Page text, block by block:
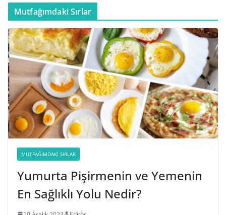
Mutfağımdaki Sırlar
MUTFAĞIMDAKI SIRLAR
Yumurta Pişirmenin ve Yemenin
En Sağlıklı Yolu Nedir?